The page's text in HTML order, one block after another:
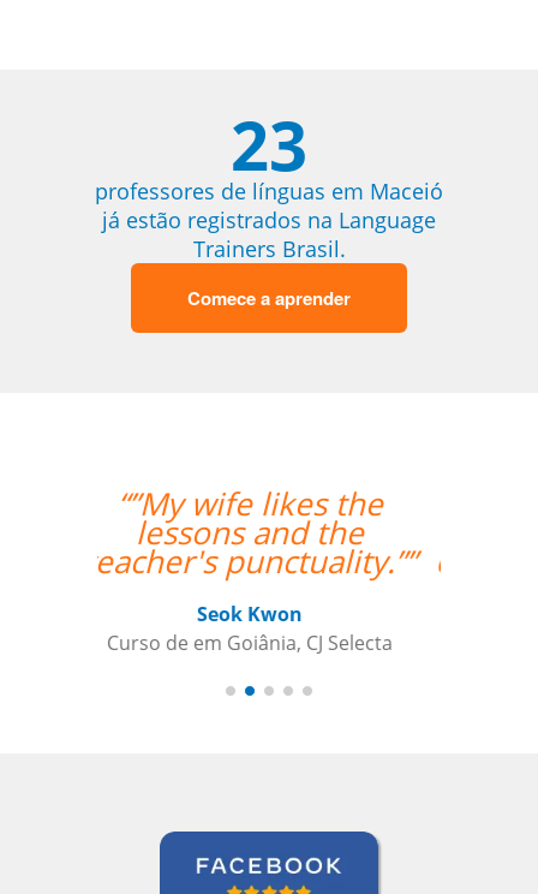
23
professores de línguas em Maceió
já estão registrados na Language
Trainers Brasil.
Comece a aprender
“”I was really happy
with the overall
experience. Aline was
an amazing teacher
and I made so much
progress with her.
Thank you so much!””